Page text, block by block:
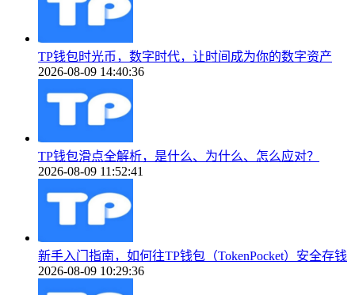
TP钱包时光币，数字时代，让时间成为你的数字资产
2026-08-09 14:40:36
TP钱包滑点全解析，是什么、为什么、怎么应对？
2026-08-09 11:52:41
新手入门指南，如何往TP钱包（TokenPocket）安全存钱
2026-08-09 10:29:36